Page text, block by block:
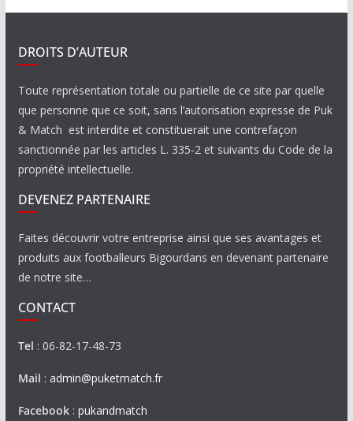
DROITS D’AUTEUR
Toute représentation totale ou partielle de ce site par quelle
que personne que ce soit, sans l’autorisation expresse de Puk
& Match est interdite et constituerait une contrefaçon
sanctionnée par les articles L. 335-2 et suivants du Code de la
propriété intellectuelle.
DEVENEZ PARTENAIRE
Faites découvrir votre entreprise ainsi que ses avantages et
produits aux footballeurs Bigourdans en devenant partenaire
de notre site…
CONTACT
Tel : 06-82-17-48-73
Mail : admin@puketmatch.fr
Facebook: pukandmatch